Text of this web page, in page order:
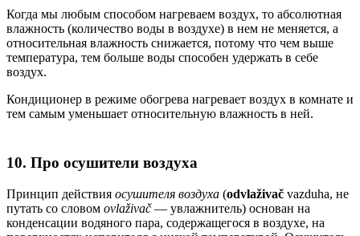
Когда мы любым способом нагреваем воздух, то абсолютная
влажность (количество воды в воздухе) в нем не меняется, а
относительная влажность снижается, потому что чем выше
температура, тем больше воды способен удержать в себе
воздух.
Кондиционер в режиме обогрева нагревает воздух в комнате и
тем самым уменьшает относительную влажность в ней.
10. Про осушители воздуха
Принцип действия осушителя воздуха (odvlaživač vazduha, не
путать со словом ovlaživač— увлажнитель) основан на
конденсации водяного пара, содержащегося в воздухе, на